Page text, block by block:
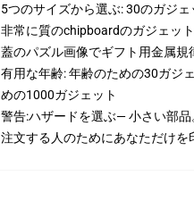
5つのサイズから選ぶ: 30のガジ
非常に質のchipboardのガジェッ
蓋のパズル画像でギフト用金属規
有用な年齢: 年齢のための30ガジ
めの1000ガジェット
警告:ハザードを選ぶ— 小さい部
注文する人のためにあなただけを